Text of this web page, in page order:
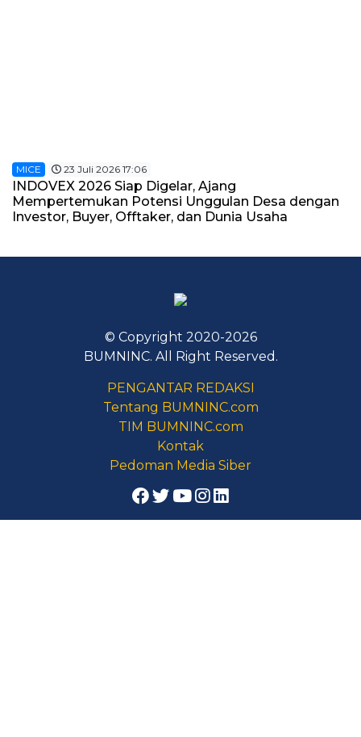
MICE 23 Juli 2026 17:06
INDOVEX 2026 Siap Digelar, Ajang
Mempertemukan Potensi Unggulan Desa dengan
Investor, Buyer, Offtaker, dan Dunia Usaha
© Copyright 2020-2026
BUMNINC. All Right Reserved.
PENGANTAR REDAKSI
Tentang BUMNINC.com
TIM BUMNINC.com
Kontak
Pedoman Media Siber